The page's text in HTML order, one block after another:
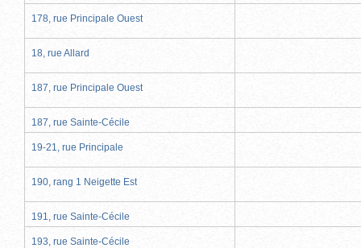
178, rue Principale Ouest
18, rue Allard
187, rue Principale Ouest
187, rue Sainte-Cécile
19-21, rue Principale
190, rang 1 Neigette Est
191, rue Sainte-Cécile
193, rue Sainte-Cécile